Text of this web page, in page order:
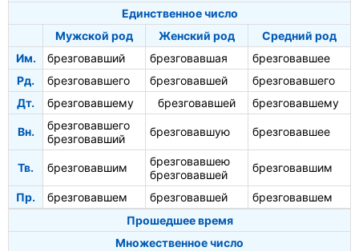
Единственное число
Мужской род
Женский род
Средний род
Им.
брезговавший брезговавшая
брезговавшее
Рд.
брезговавшего брезговавшей
брезговавшего
Дт.
брезговавшему брезговавшей брезговавшему
Вн.
брезговавшего
брезговавший
брезговавшую брезговавшее
Тв. брезговавшим
брезговавшею
брезговавшей
брезговавшим
Пр. брезговавшем брезговавшей
брезговавшем
Прошедшее время
Множественное число